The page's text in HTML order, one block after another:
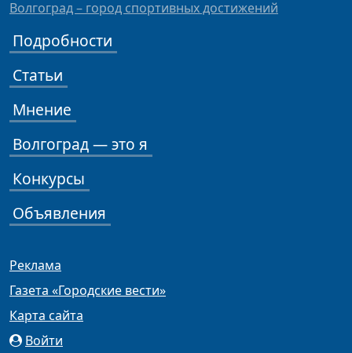
Волгоград – город спортивных достижений
Подробности
Статьи
Мнение
Волгоград — это я
Конкурсы
Объявления
Реклама
Газета «Городские вести»
Карта сайта
Войти